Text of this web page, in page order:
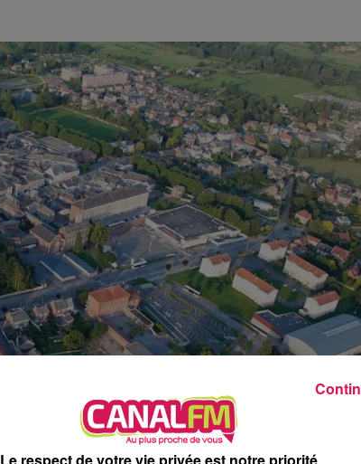
22h00 - 0h00
La ligne des Auditeurs, la redif
Le respect de votre vie privée est notre priorité